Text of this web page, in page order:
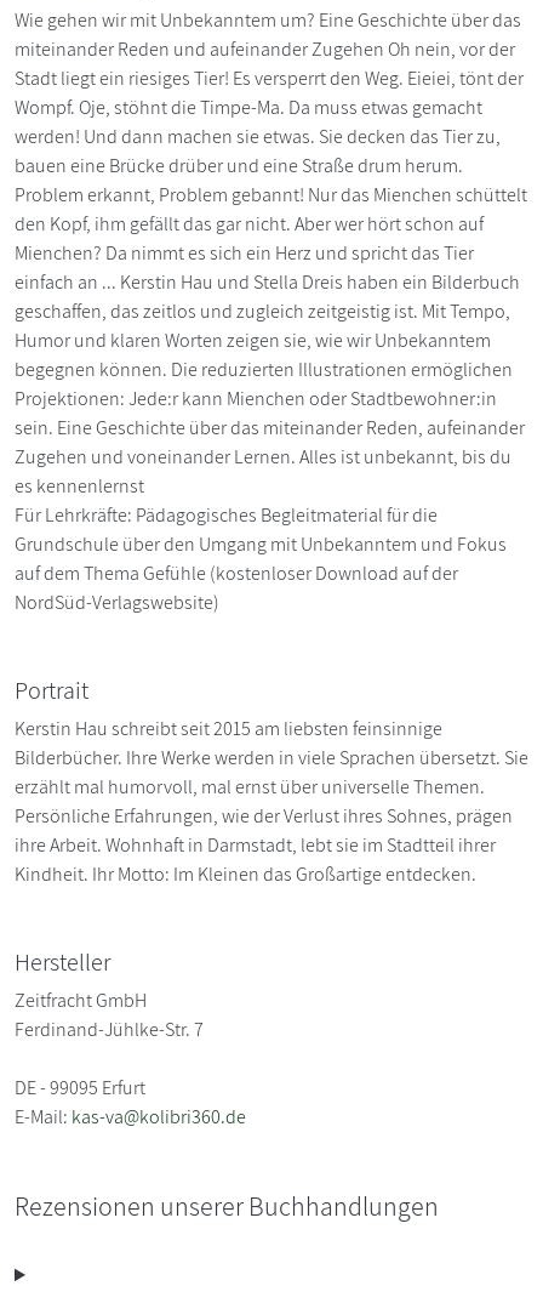
Wie gehen wir mit Unbekanntem um? Eine Geschichte über das
miteinander Reden und aufeinander Zugehen Oh nein, vor der
Stadt liegt ein riesiges Tier! Es versperrt den Weg. Eieiei, tönt der
Wompf. Oje, stöhnt die Timpe-Ma. Da muss etwas gemacht
werden! Und dann machen sie etwas. Sie decken das Tier zu,
bauen eine Brücke drüber und eine Straße drum herum.
Problem erkannt, Problem gebannt! Nur das Mienchen schüttelt
den Kopf, ihm gefällt das gar nicht. Aber wer hört schon auf
Mienchen? Da nimmt es sich ein Herz und spricht das Tier
einfach an ... Kerstin Hau und Stella Dreis haben ein Bilderbuch
geschaffen, das zeitlos und zugleich zeitgeistig ist. Mit Tempo,
Humor und klaren Worten zeigen sie, wie wir Unbekanntem
begegnen können. Die reduzierten Illustrationen er­möglichen
Projektionen: Jede:r kann Mienchen oder Stadtbewohner:in
sein. Eine Geschichte über das miteinander Reden, aufeinander
Zugehen und von­einander Lernen. Alles ist unbekannt, bis du
es kennenlernst
Für Lehrkräfte: Pädagogisches Begleitmaterial für die
Grundschule über den Umgang mit Unbekanntem und Fokus
auf dem Thema Gefühle (kostenloser Download auf der
NordSüd-Verlagswebsite)
Portrait
Kerstin Hau schreibt seit 2015 am liebsten feinsinnige
Bilderbücher. Ihre Werke werden in viele Sprachen übersetzt. Sie
erzählt mal humorvoll, mal ernst über universelle Themen.
Persönliche Erfahrungen, wie der Verlust ihres Sohnes, prägen
ihre Arbeit. Wohnhaft in Darmstadt, lebt sie im Stadtteil ihrer
Kindheit. Ihr Motto: Im Kleinen das Großartige entdecken.
Hersteller
Zeitfracht GmbH
Ferdinand-Jühlke-Str. 7
DE - 99095 Erfurt
E-Mail: kas-va@kolibri360.de
Rezensionen unserer Buchhandlungen